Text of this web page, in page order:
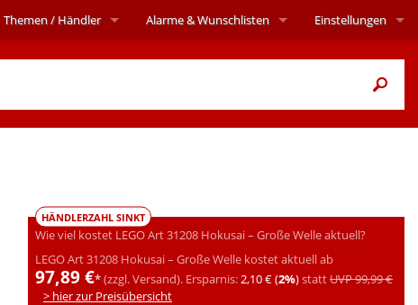
HÄNDLERZAHL SINKT
Wie viel kostet LEGO Art 31208 Hokusai – Große Welle aktuell?
LEGO Art 31208 Hokusai – Große Welle kostet aktuell ab
97,89 €*(zzgl. Versand). Ersparnis:2,10 € (2%)stattUVP 99,99 €
> hier zur Preisübersicht
Themen/ Händler Alarme& Wunschlisten Einstellungen